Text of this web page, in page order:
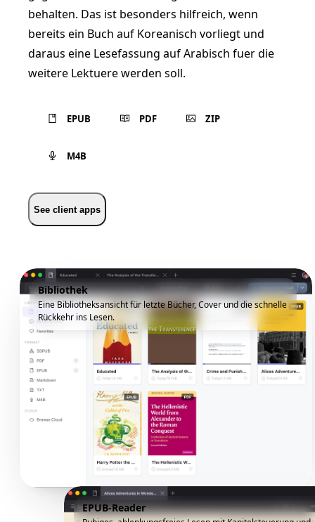
behalten. Das ist besonders hilfreich, wenn
bereits ein Buch auf Koreanisch vorliegt und
daraus eine Lesefassung auf Arabisch fuer die
weitere Lektuere werden soll.
EPUB PDF ZIP
M4B
See client apps
Bibliothek
Eine Bibliotheksansicht für letzte Bücher, Cover und die schnelle
Rückkehr ins Lesen.
EPUB-Reader